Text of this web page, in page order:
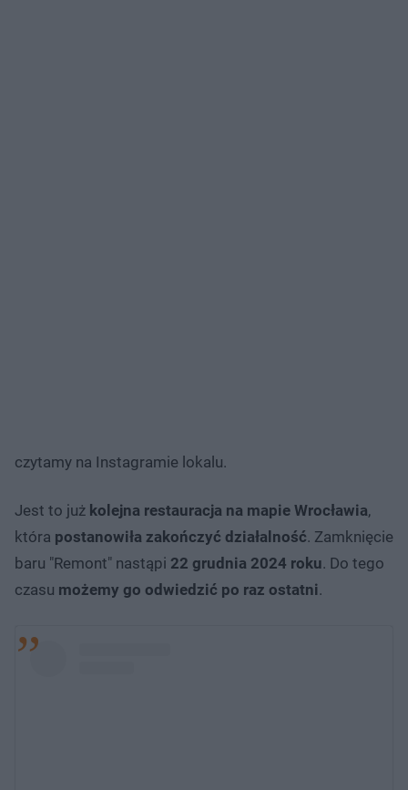
czytamy na Instagramie lokalu.
Jest to już kolejna restauracja na mapie Wrocławia,
która postanowiła zakończyć działalność. Zamknięcie
baru "Remont" nastąpi 22 grudnia 2024 roku. Do tego
czasu możemy go odwiedzić po raz ostatni.